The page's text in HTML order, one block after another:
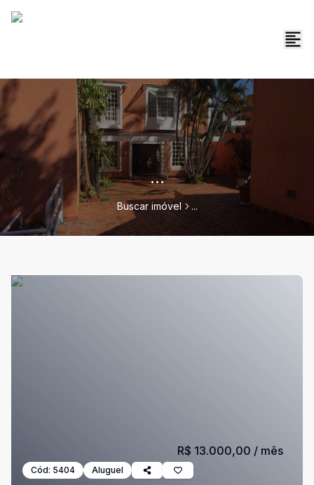
...
Buscar imóvel ...
Cód: 5404 Aluguel
R$ 13.000,00 / mês